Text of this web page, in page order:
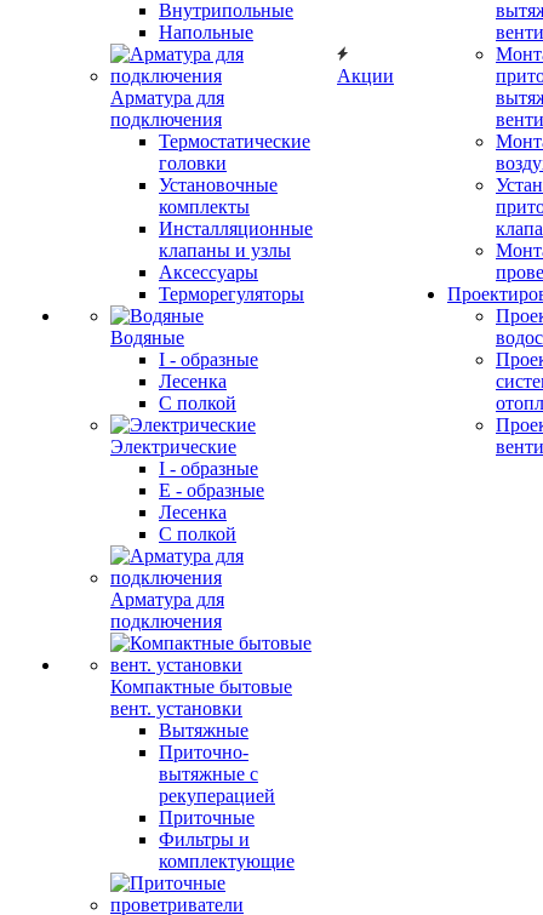
Внутрипольные
Напольные
Арматура для
подключения
Термостатические
головки
Установочные
комплекты
Инсталляционные
клапаны и узлы
Аксессуары
Терморегуляторы
Водяные
I - образные
Лесенка
С полкой
Электрические
I - образные
E - образные
Лесенка
С полкой
Арматура для
подключения
Компактные бытовые
вент. установки
Вытяжные
Приточно-
вытяжные с
рекуперацией
Приточные
Фильтры и
комплектующие
Акции